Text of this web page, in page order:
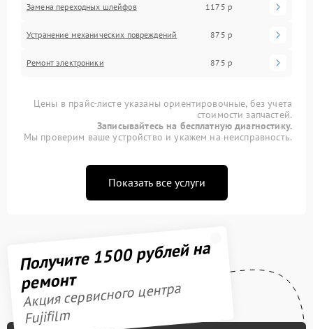
Замена переходных шлейфов 1175 р
Устранение механических повреждений 875 р
Ремонт электроники 875 р
Цены в прайс-листе указаны ориентировочные, без учета
стоимости запчастей.
Записывайтесь на бесплатную диагностику.
Мы проверим ваше устройство и укажем на неисправность.
Показать все услуги
Получите 1500 рублей на
ремонт
Акция сервисного центра
Fujifilm